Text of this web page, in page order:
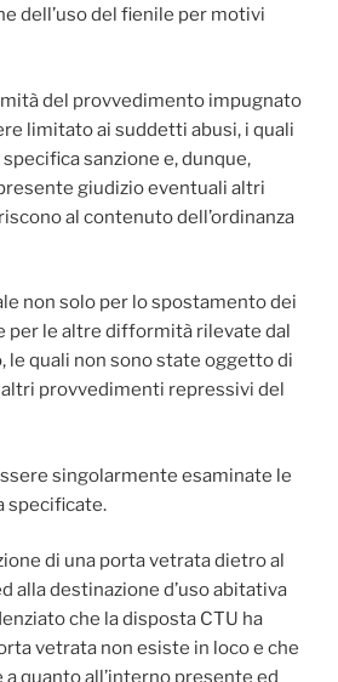
dell’uso del fienile per motivi
del provvedimento impugnato
limitato ai suddetti abusi, i quali
sanzione e, dunque,
giudizio eventuali altri
al contenuto dell’ordinanza
non solo per lo spostamento dei
per le altre difformità rilevate dal
le quali non sono state oggetto di
provvedimenti repressivi del
singolarmente esaminate le
specificate.
di una porta vetrata dietro al
alla destinazione d’uso abitativa
che la disposta CTU ha
vetrata non esiste in loco e che
quanto all’interno presente ed